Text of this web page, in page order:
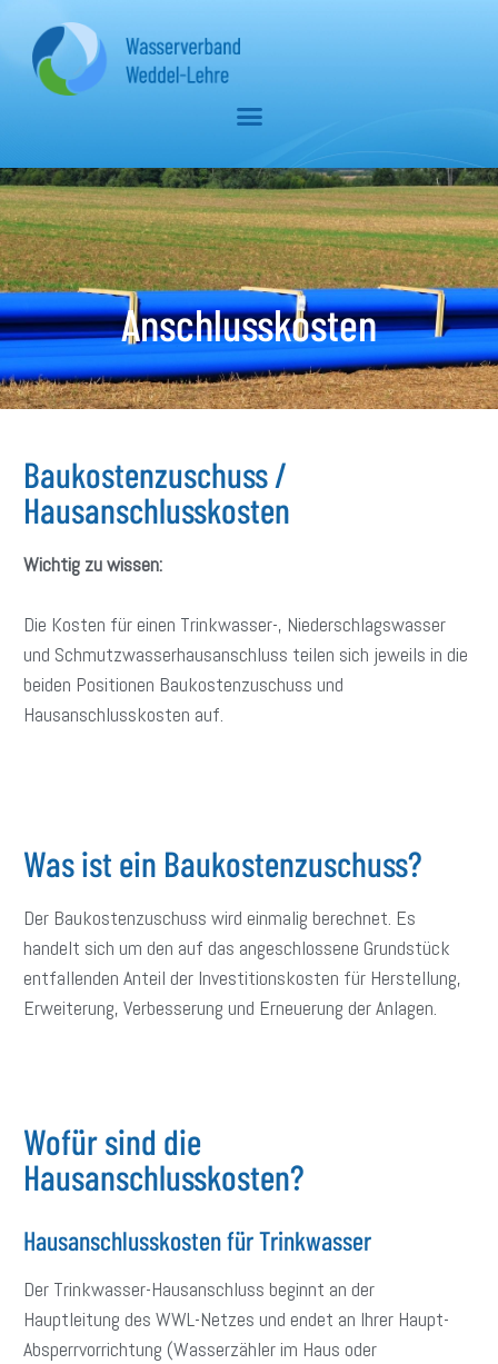
Anschlusskosten
Baukostenzuschuss /
Hausanschlusskosten
Wichtig zu wissen:
Die Kosten für einen Trinkwasser-, Niederschlagswasser
und Schmutzwasserhausanschluss teilen sich jeweils in die
beiden Positionen Baukostenzuschuss und
Hausanschlusskosten auf.
Was ist ein Baukostenzuschuss?
Der Baukostenzuschuss wird einmalig berechnet. Es
handelt sich um den auf das angeschlossene Grundstück
entfallenden Anteil der Investitionskosten für Herstellung,
Erweiterung, Verbesserung und Erneuerung der Anlagen.
Wofür sind die
Hausanschlusskosten?
Hausanschlusskosten für Trinkwasser
Der Trinkwasser-Hausanschluss beginnt an der
Hauptleitung des WWL-Netzes und endet an Ihrer Haupt-
Absperrvorrichtung (Wasserzähler im Haus oder